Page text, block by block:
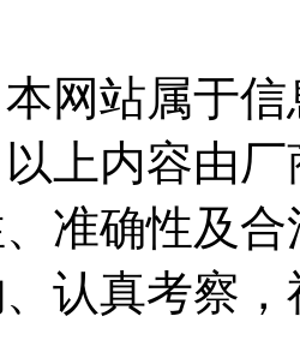
网站属于
上内容由
准确性及
认真考察